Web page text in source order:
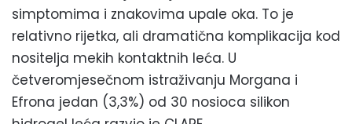
simptomima i znakovima upale oka. To je
relativno rijetka, ali dramatična komplikacija kod
nositelja mekih kontaktnih leća. U
četveromjesečnom istraživanju Morgana i
Efrona jedan (3,3%) od 30 nosioca silikon